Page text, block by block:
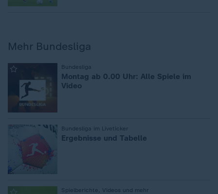
Mehr Bundesliga
Bundesliga
Montag ab 0.00 Uhr: Alle Spiele im
Video
Bundesliga im Liveticker
Ergebnisse und Tabelle
Spielberichte, Videos und mehr